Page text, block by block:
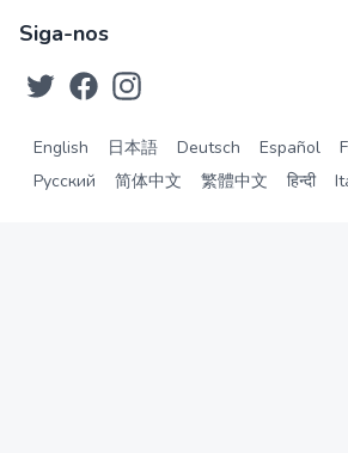
Siga-nos
English 日本語 Deutsch Español
Русский
简体中文 繁體中文 हिन्दी